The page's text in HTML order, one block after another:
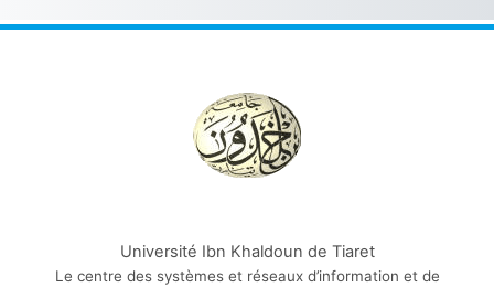
Université Ibn Khaldoun de Tiaret
Le centre des systèmes et réseaux d’information et de